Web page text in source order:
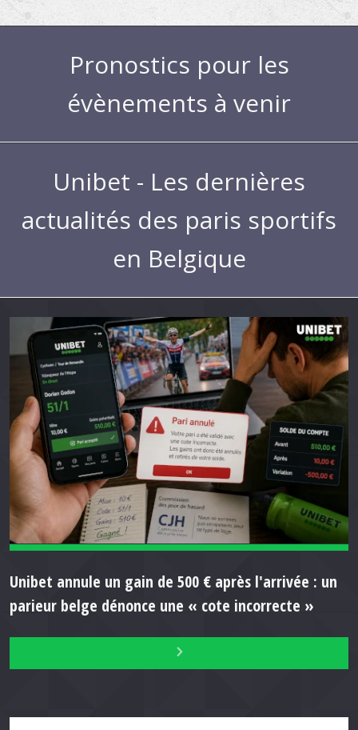
Pronostics pour les
évènements à venir
Unibet - Les dernières
actualités des paris sportifs
en Belgique
Unibet annule un gain de 500 € après l'arrivée : un
parieur belge dénonce une « cote incorrecte »